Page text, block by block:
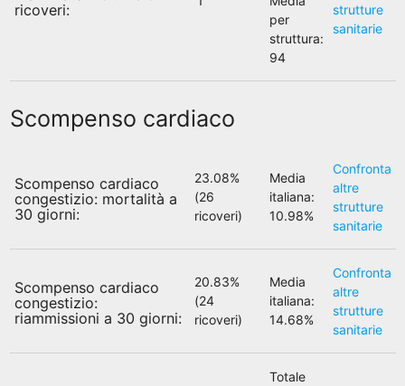
ricoveri:
per
struttura:
94
strutture
sanitarie
Scompenso cardiaco
Scompenso cardiaco
congestizio: mortalità a
30 giorni:
23.08%
(26
ricoveri)
Media
italiana:
10.98%
Confronta
altre
strutture
sanitarie
Scompenso cardiaco
congestizio:
riammissioni a 30 giorni:
20.83%
(24
ricoveri)
Media
italiana:
14.68%
Confronta
altre
strutture
sanitarie
Totale